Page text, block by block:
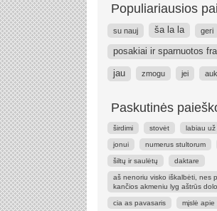
Populiariausios
su nauj ša la la geri
posakiai ir sparnuotos
jau zmogu jei
Paskutinės
širdimi stovėt labiau už
jonui numerus stultorum
šiltų ir saulėtų daktare
aš nenoriu visko iškalbėti, nes
kančios akmeniu lyg aštrūs
cia as pavasaris mįslė apie